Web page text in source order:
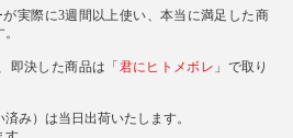
実際に3週間以上使い、本当に満足した商
即決した商品は「君にヒトメボレ 」で取り
み）は当日出荷いたします。